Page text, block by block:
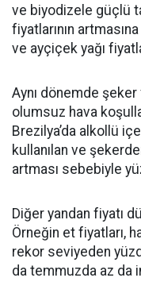
ve biyodizele güçlü
fiyatlarının
ve ayçiçek yağı
Aynı dönemde şeker
olumsuz hava
Brezilya’da alkollü
kullanılan ve
artması sebebiyle
Diğer yandan fiyatı
Örneğin et fiyatları,
rekor seviyeden
da temmuzda az da